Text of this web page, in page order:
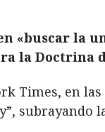
«buscar la
la Doctrina
Times, en
subrayando